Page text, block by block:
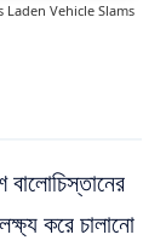
Vehicle Slams
বালোচিস্তানের
করে চালানো